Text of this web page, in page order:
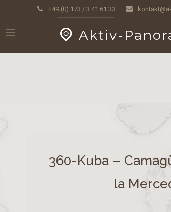
GEOPRESS|360
content
+49 (0) 173 / 3 41 61 33
Aktiv-
360-Kuba –
la